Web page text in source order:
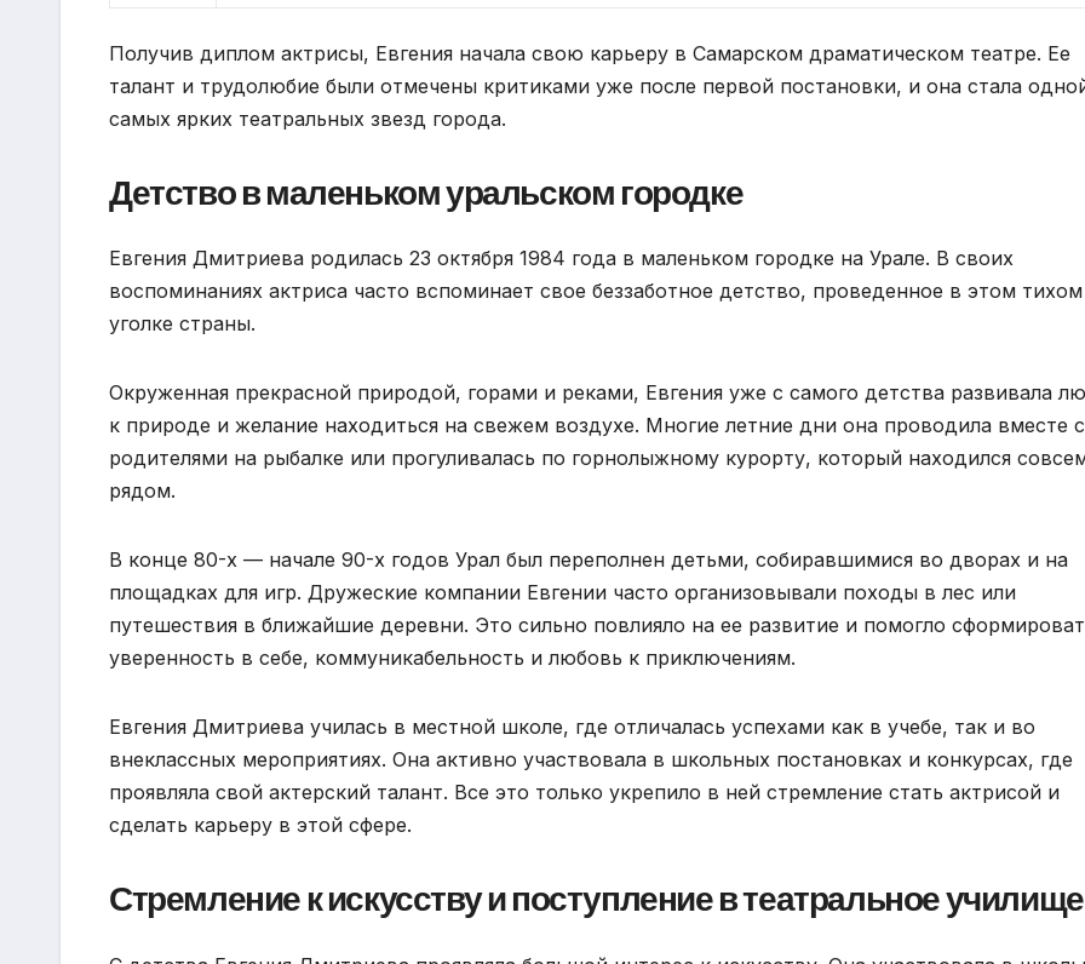
Получив диплом актрисы, Евгения начала свою карьеру в Самарском драматическом театре. Ее
талант и трудолюбие были отмечены критиками уже после первой постановки, и она стала
самых ярких театральных звезд города.
Детство в маленьком уральском городке
Евгения Дмитриева родилась 23 октября 1984 года в маленьком городке на Урале. В своих
воспоминаниях актриса часто вспоминает свое беззаботное детство, проведенное в этом тихом
уголке страны.
Окруженная прекрасной природой, горами и реками, Евгения уже с самого детства развивала
к природе и желание находиться на свежем воздухе. Многие летние дни она проводила вместе с
родителями на рыбалке или прогуливалась по горнолыжному курорту, который находился
рядом.
В конце 80-х — начале 90-х годов Урал был переполнен детьми, собиравшимися во дворах и на
площадках для игр. Дружеские компании Евгении часто организовывали походы в лес или
путешествия в ближайшие деревни. Это сильно повлияло на ее развитие и помогло
уверенность в себе, коммуникабельность и любовь к приключениям.
Евгения Дмитриева училась в местной школе, где отличалась успехами как в учебе, так и во
внеклассных мероприятиях. Она активно участвовала в школьных постановках и конкурсах, где
проявляла свой актерский талант. Все это только укрепило в ней стремление стать актрисой и
сделать карьеру в этой сфере.
Стремление к искусству и поступление в театральное училище